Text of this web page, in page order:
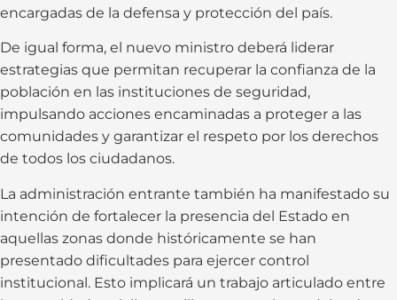
encargadas de la defensa y protección del país.
De igual forma, el nuevo ministro deberá liderar
estrategias que permitan recuperar la confianza de la
población en las instituciones de seguridad,
impulsando acciones encaminadas a proteger a las
comunidades y garantizar el respeto por los derechos
de todos los ciudadanos.
La administración entrante también ha manifestado su
intención de fortalecer la presencia del Estado en
aquellas zonas donde históricamente se han
presentado dificultades para ejercer control
institucional. Esto implicará un trabajo articulado entre